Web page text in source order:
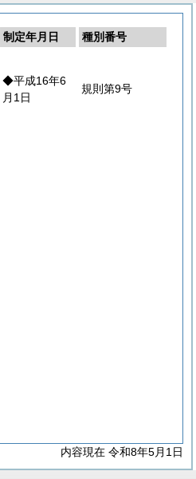
制定年月日
種別番号
◆平成16年6
月1日
規則第9号
内容現在 令和8年5月1日